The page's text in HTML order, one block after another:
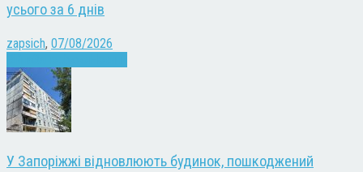
усього за 6 днів
zapsich, 07/08/2026
У Запоріжжі відновлюють будинок, пошкоджений